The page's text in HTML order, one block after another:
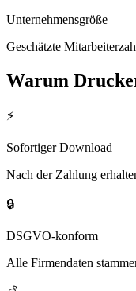
Unternehmensgröße
Geschätzte
Warum
⚡
Sofortiger Download
Nach der Zahlung
🔒
DSGVO-konform
Alle Firmendaten